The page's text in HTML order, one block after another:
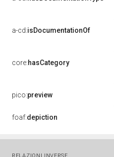
a-cd:isDocumentationOf
core:hasCategory
pico:preview
foaf:depiction